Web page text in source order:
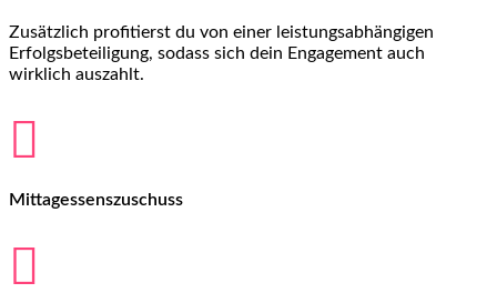
Zusätzlich profitierst du von einer leistungsabhängigen
Erfolgsbeteiligung, sodass sich dein Engagement auch
wirklich auszahlt.

Mittagessenszuschuss
